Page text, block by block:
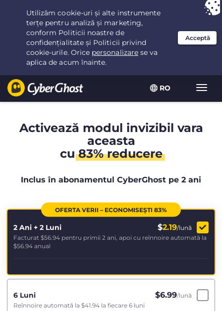
RO
Ai ales:Cea mai bună ofertăpentru 2.1666666666667ani la $
Activează modul invizibil vara
aceasta
cu83% reducere
Inclus în abonamentul CyberGhost pe 2 ani
OFERTA VERII – ECONOMISEȘTI 83%
2 Ani + 2 Luni $2.19/lună
Facturat $56.94 pentru primii 2 ani, apoi cu reînnoire automată la
$56.94 anual
6 Luni $6.99/lună
Reînnoire automată la $41.94 la fiecare 6 luni